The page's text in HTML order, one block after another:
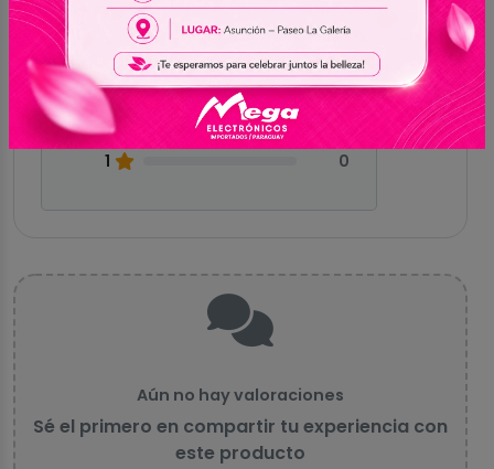
0
0
3
0
2
1
0
Aún no hay valoraciones
Sé el primero en compartir tu experiencia con
este producto